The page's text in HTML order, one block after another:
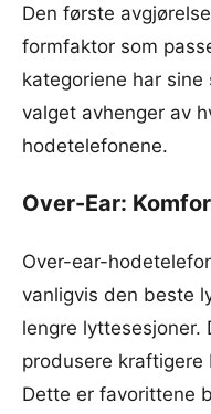
Den første
formfaktor som
kategoriene har
valget avhenger av
hodetelefonene.
Over-Ear:
Over-ear-
vanligvis den beste
lengre lyttesesjoner.
produsere
Dette er favorittene